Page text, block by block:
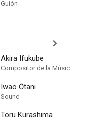
Guión
Akira Ifukube
Compositor de la Música Original
Iwao Ōtani
Sound
Toru Kurashima